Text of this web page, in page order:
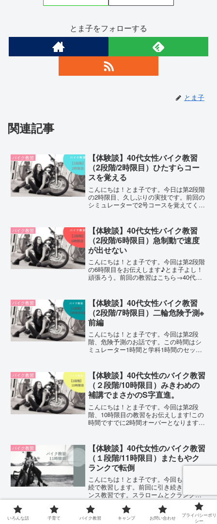
とま子をフォローする
とま子
関連記事
バイク教習
【体験談】40代女性バイク教習
（2段階/2時限目）ひたすらコー
スを覚える
こんにちは！とま子です。今日は第2段階
の2時限目、久しぶりの実技です。前回の
シミュレーターで2号コースを覚えてくる
ながら、必死にコースを確認してはみる
ものの…クランクを...
バイク教習
【体験談】40代女性バイク教習
（2段階/6時限目）急制動で速度
が出せない
こんにちは！とま子です。今回は第2段階
の6時限目をお伝えします♪とま子よし！
頑張ろう。前回の教習はこちら→40代女
●バイク教習に通っている方●実際の教習
内容を知り...
バイク教習
【体験談】40代女性バイク教習
（2段階/7時限目）二輪危険予測※
前編
こんにちは！とま子です。今回は第2段
階、危険予測のお話です。この時間はシ
ミュレーター1時間と学科1時間のセット
ーターはこの時間で終わり。普通自動二
輪での学科はこの1時...
バイク教習
【体験談】40代女性のバイク教習
（２段階/10時限目）みきわめの
補講でまさかのS字直進。
こんにちは！とま子です。今回は第2段
階、10時限目の教習をお伝えします!この
時間ですでに2時間オーバーとなります!!
め！●バイク教習を検討している方●実際
の教習内容を知...
バイク教習
【体験談】40代女性のバイク教習
（１段階/11時限目）またもやク
ランクで転倒
こんにちは！とま子です。今回も2時間連
続で教習します。前回に引き続き、バラ
ンス教習です。スラロームとクランクで
転倒したことがトラウマになって、過去
最高に気持ちが乗りません…とま子もう
免許あきらめようかな…予鈴と同時に、
バイク教習 【体験談】40代女性のバイク教習
いろんな話 子育て バイク教習 キャンプ お問い合わせ
プライバシーポリ
シー